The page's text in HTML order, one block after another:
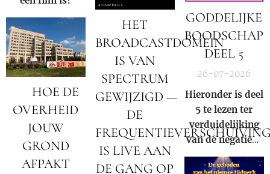
🚨 HOE DE
OVERHEID
JOUW
GROND
AFPAKT
HET
BROADCASTDOMEIN
IS VAN
SPECTRUM
GEWIJZIGD —
DE
IS LIVE AAN
DE GANG OP
GODDELIJKE
BOODSCHAP
DEEL 5
26-07-2026
Hieronder is deel
5 te lezen ter
verduidelijking
van de negatieve
rol en
samenzwering in